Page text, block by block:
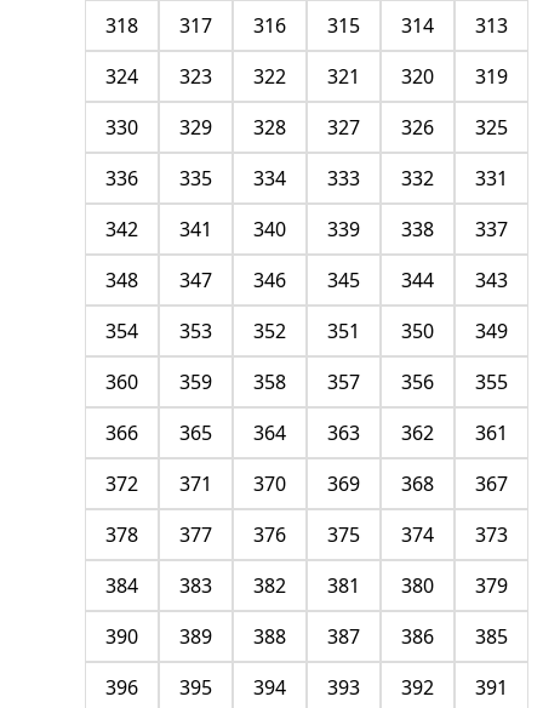
313
314
315
316
317
318
319
320
321
322
323
324
325
326
327
328
329
330
331
332
333
334
335
336
337
338
339
340
341
342
343
344
345
346
347
348
349
350
351
352
353
354
355
356
357
358
359
360
361
362
363
364
365
366
367
368
369
370
371
372
373
374
375
376
377
378
379
380
381
382
383
384
385
386
387
388
389
390
391
392
393
394
395
396